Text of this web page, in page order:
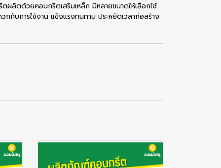
ผลิตด้วยคอนกรีตเสริมเหล็ก มีหลายขนาดให้เลือกใช้
กับการใช้งาน แข็งแรงทนทาน ประหยัดเวลาก่อสร้าง